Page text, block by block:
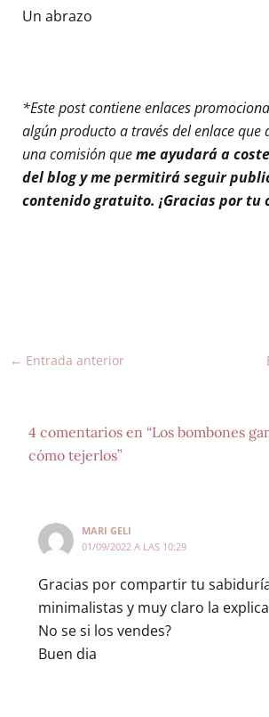
Un abrazo
*Este post contiene enlaces
algún producto a través del enlace que
una comisión queme ayudará a
del blog y me permitirá seguir
contenido gratuito. ¡Gracias por tu
← Entrada anterior
4 comentarios en “Los bombones
cómo tejerlos”
MARI GELI
01/09/2022 A LAS 10:29
Gracias por compartir tu
minimalistas y muy claro la
No se si los vendes?
Buen dia